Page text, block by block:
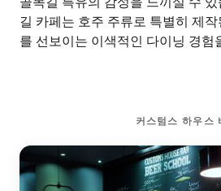
길 카페는 호주 주류로 특별히 제
를 선보이는 이색적인 다이닝 경험
커스텀스 하우스